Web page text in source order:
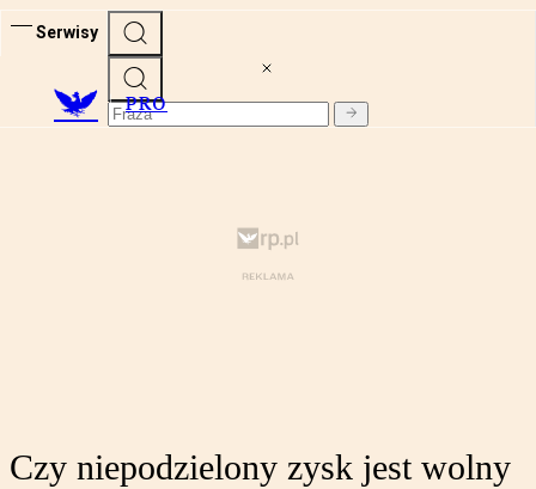
Serwisy
PRO
Czy niepodzielony zysk jest wolny